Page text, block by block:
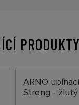
PRODUKTY
ARNO
Strong - žlutý